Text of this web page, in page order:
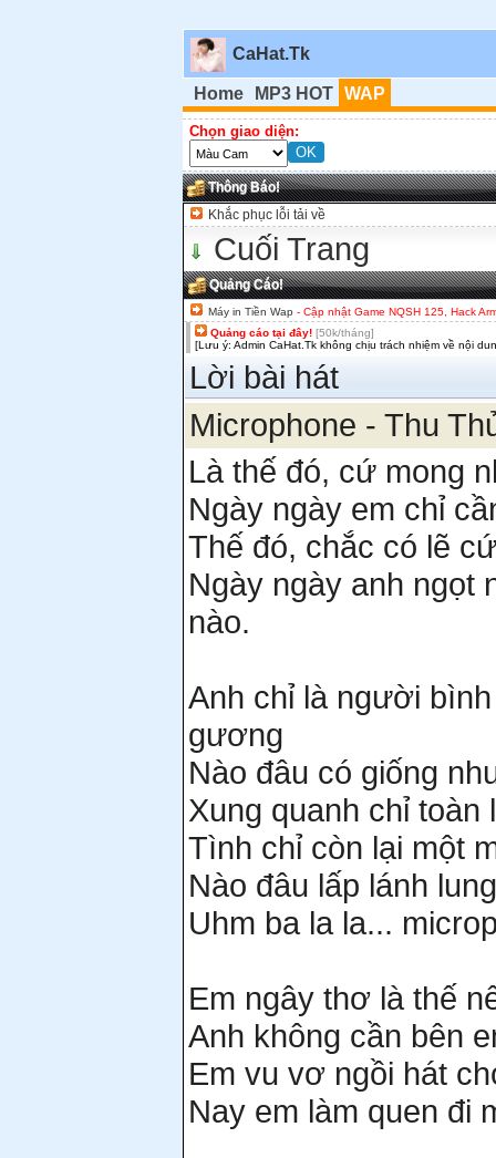
CaHat.Tk
Home MP3 HOT WAP
Chọn giao diện:
Thông Báo!
Khắc phục lỗi tải về
Cuối Trang
Quảng Cáo!
Máy in Tiền Wap - Cập nhật Game NQSH 125, Hack
Quảng cáo tại đây! [50k/tháng]
[Lưu ý: Admin CaHat.Tk không chịu trách nhiệm về nội
Lời bài hát
Microphone - Thu
Là thế đó, cứ mong
Ngày ngày em chỉ
Thế đó, chắc có lẽ
Ngày ngày anh ngọt
nào.
Anh chỉ là người
gương
Nào đâu có giống
Xung quanh chỉ toàn
Tình chỉ còn lại một
Nào đâu lấp lánh
Uhm ba la la...
Em ngây thơ là thế
Anh không cần bên
Em vu vơ ngồi hát
Nay em làm quen đi